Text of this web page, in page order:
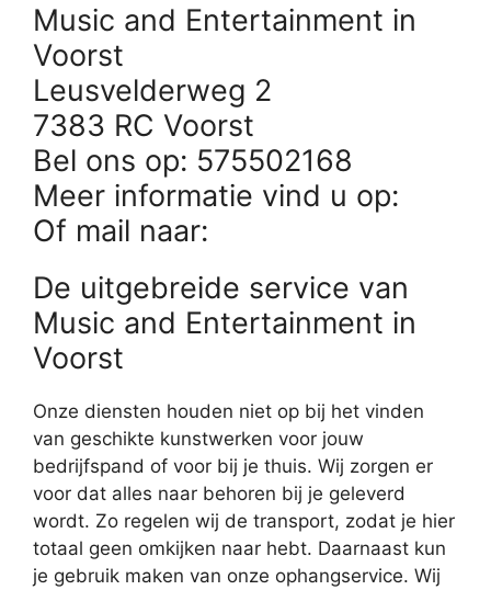
Music and Entertainment in
Voorst
Leusvelderweg 2
7383 RC Voorst
Bel ons op: 575502168
Meer informatie vind u op:
Of mail naar:
De uitgebreide service van
Music and Entertainment in
Voorst
Onze diensten houden niet op bij het vinden
van geschikte kunstwerken voor jouw
bedrijfspand of voor bij je thuis. Wij zorgen er
voor dat alles naar behoren bij je geleverd
wordt. Zo regelen wij de transport, zodat je hier
totaal geen omkijken naar hebt. Daarnaast kun
je gebruik maken van onze ophangservice. Wij